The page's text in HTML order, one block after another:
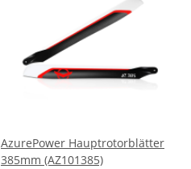
AzurePower Hauptrotorblätter
385mm (AZ101385)